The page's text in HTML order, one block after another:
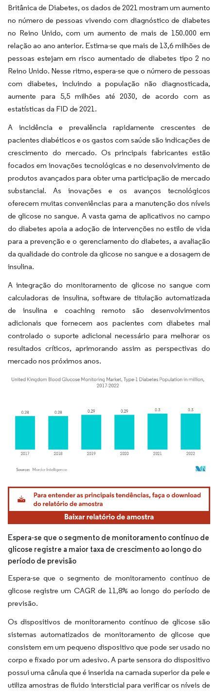
Britânica de Diabetes, os dados de 2021 mostram um aumento
no número de pessoas vivendo com diagnóstico de diabetes
no Reino Unido, com um aumento de mais de 150.000 em
relação ao ano anterior. Estima-se que mais de 13,6 milhões de
pessoas estejam em risco aumentado de diabetes tipo 2 no
Reino Unido. Nesse ritmo, espera-se que o número de pessoas
com diabetes, incluindo a população não diagnosticada,
aumente para 5,5 milhões até 2030, de acordo com as
estatísticas da FID de 2021.
A incidência e prevalência rapidamente crescentes de
pacientes diabéticos e os gastos com saúde são indicações de
crescimento do mercado. Os principais fabricantes estão
focados em inovações tecnológicas e no desenvolvimento de
produtos avançados para obter uma participação de mercado
substancial. As inovações e os avanços tecnológicos
oferecem muitas conveniências para a manutenção dos níveis
de glicose no sangue. A vasta gama de aplicativos no campo
do diabetes apoia a adoção de intervenções no estilo de vida
para a prevenção e o gerenciamento do diabetes, a avaliação
da qualidade do controle da glicose no sangue e a dosagem de
insulina.
A integração do monitoramento de glicose no sangue com
calculadoras de insulina, software de titulação automatizada
de insulina e coaching remoto são desenvolvimentos
adicionais que fornecem aos pacientes com diabetes mal
controlado o suporte adicional necessário para melhorar os
resultados críticos, aprimorando assim as perspectivas do
mercado nos próximos anos.
Imagem © Mordor Intelligence. O reuso requer atribuição conforme CC BY 4.0.
Espera-se que o segmento de monitoramento contínuo de
glicose registre a maior taxa de crescimento ao longo do
período de previsão
Espera-se que o segmento de monitoramento contínuo de
glicose registre um CAGR de 11,8% ao longo do período de
previsão.
Os dispositivos de monitoramento contínuo de glicose são
sistemas automatizados de monitoramento de glicose que
consistem em um pequeno dispositivo que pode ser usado no
corpo e fixado por um adesivo. A parte sensora do dispositivo
possui uma cânula que é inserida na camada superior da pele e
utiliza amostras de fluido intersticial para verificar os níveis de